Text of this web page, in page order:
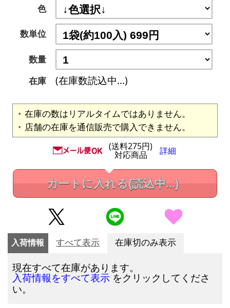
色
数単位
数量
在庫
(在庫数読込中...)
在庫の数はリアルタイムではありません。
店舗の在庫を通信販売で購入できません。
(送料275円)
対応商品 詳細
カートに入れる(読込中...)
入荷情報 すべて表示 在庫切のみ表示
現在すべて在庫があります。
入荷情報をすべて表示 をクリックしてくださ
い。